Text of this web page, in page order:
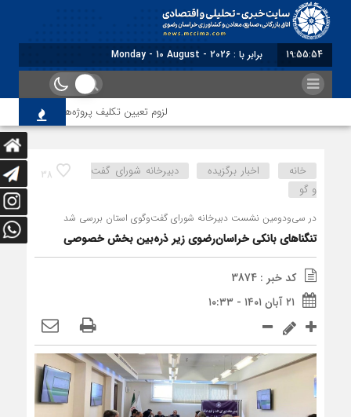
19:55:55 برابر با : Monday - 10 August - 2026
لزوم تعیین تکلیف پروژه‌های حاشیه حریم
38 خانه اخبار برگزیده
دبیرخانه شورای گفت
و گو
در سی‌ودومین نشست دبیرخانه شورای گفت‌وگوی استان بررسی شد
تنگناهای بانکی خراسان‌رضوی زیر ذره‌بین بخش خصوصی
کد خبر : 3874
۲۱ آبان ۱۴۰۱ - ۱۰:۳۳